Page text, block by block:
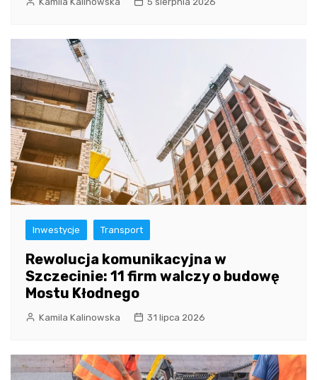
Inwestycje Transport
Rewolucja komunikacyjna w
Szczecinie: 11 firm walczy o budowę
Mostu Kłodnego
Kamila Kalinowska 31 lipca 2026